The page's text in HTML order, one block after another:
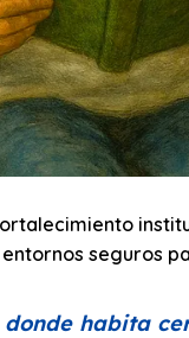
seguros
habita